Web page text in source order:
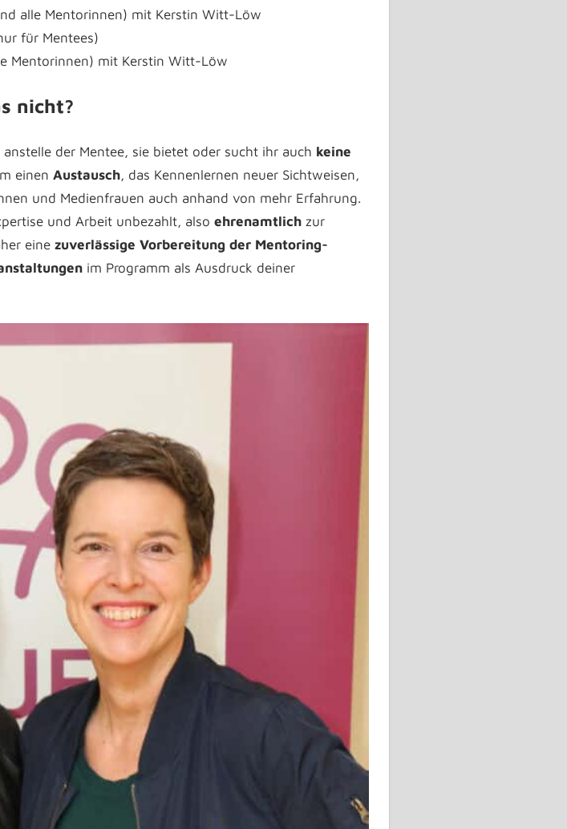
alle Mentorinnen) mit Kerstin Witt-Löw
für Mentees)
Mentorinnen) mit Kerstin Witt-Löw
nicht?
der Mentee, sie bietet oder sucht ihr auch keine
einen Austausch, das Kennenlernen neuer Sichtweisen,
und Medienfrauen auch anhand von mehr Erfahrung.
und Arbeit unbezahlt, also ehrenamtlichzur
eine zuverlässige Vorbereitung der Mentoring-
im Programm als Ausdruck deiner